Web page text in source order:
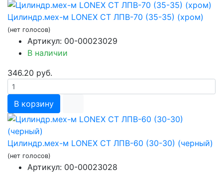
Цилиндр.мех-м LONEX СТ ЛПВ-70 (35-35) (хром)
(нет голосов)
Артикул: 00-00023029
В наличии
346.20 руб.
В корзину
Цилиндр.мех-м LONEX СТ ЛПВ-60 (30-30) (черный)
(нет голосов)
Артикул: 00-00023028